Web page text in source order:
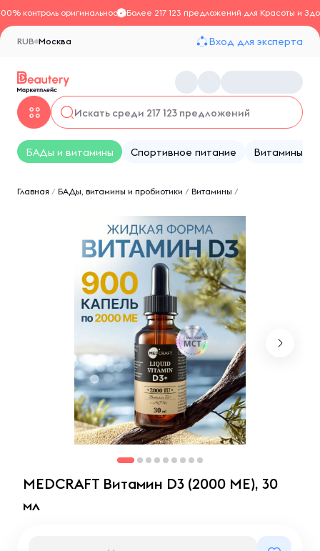
контроль оригинальностиБолее 217 123 предложений для Красоты и
Москва
RUB Вход для эксперта
БАДы и витамины Спортивное питание Витамины
Главная / БАДы, витамины и пробиотики / Витамины /
MEDCRAFT Витамин D3 (2000 МЕ), 30
мл